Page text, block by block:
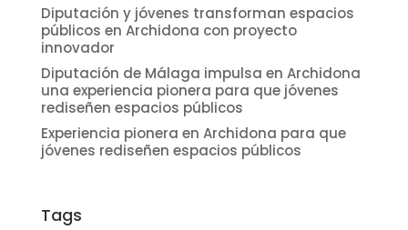
Diputación y jóvenes transforman espacios
públicos en Archidona con proyecto
innovador
Diputación de Málaga impulsa en Archidona
una experiencia pionera para que jóvenes
rediseñen espacios públicos
Experiencia pionera en Archidona para que
jóvenes rediseñen espacios públicos
Tags